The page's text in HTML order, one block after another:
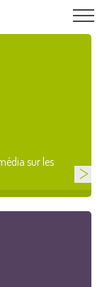
sur les